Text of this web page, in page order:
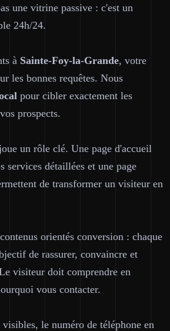
une vitrine passive : c'est un
24h/24.
à Sainte-Foy-la-Grande, votre
les bonnes requêtes. Nous
pour cibler exactement les
prospects.
un rôle clé. Une page d'accueil
services détaillées et une page
de transformer un visiteur en
orientés conversion : chaque
de rassurer, convaincre et
visiteur doit comprendre en
vous contacter.
le numéro de téléphone en